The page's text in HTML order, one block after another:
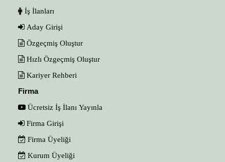
İş İlanları
Aday Girişi
Özgeçmiş Oluştur
Hızlı Özgeçmiş Oluştur
Kariyer Rehberi
Firma
Ücretsiz İş İlanı Yayınla
Firma Girişi
Firma Üyeliği
Kurum Üyeliği